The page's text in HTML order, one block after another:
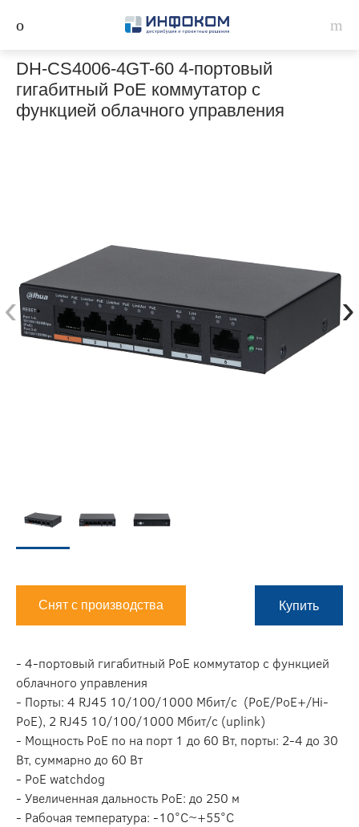
DH-CS4006-4GT-60 4-портовый
гигабитный PoE коммутатор с
функцией облачного управления
‹ ›
Снят с производства Купить
- 4-портовый гигабитный PoE коммутатор с функцией
облачного управления
- Порты: 4 RJ45 10/100/1000 Мбит/с (PoE/PoE+/Hi-
PoE), 2 RJ45 10/100/1000 Мбит/с (uplink)
- Мощность PoE по на порт 1 до 60 Вт, порты: 2-4 до 30
Вт, суммарно до 60 Вт
- PoE watchdog
- Увеличенная дальность PoE: до 250 м
- Рабочая температура: -10°С~+55°С